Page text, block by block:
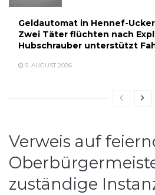
Geldautomat in Hennef-
Zwei Täter flüchten nach
Hubschrauber unterstützt
5. AUGUST 2026
Verweis auf
zuständige